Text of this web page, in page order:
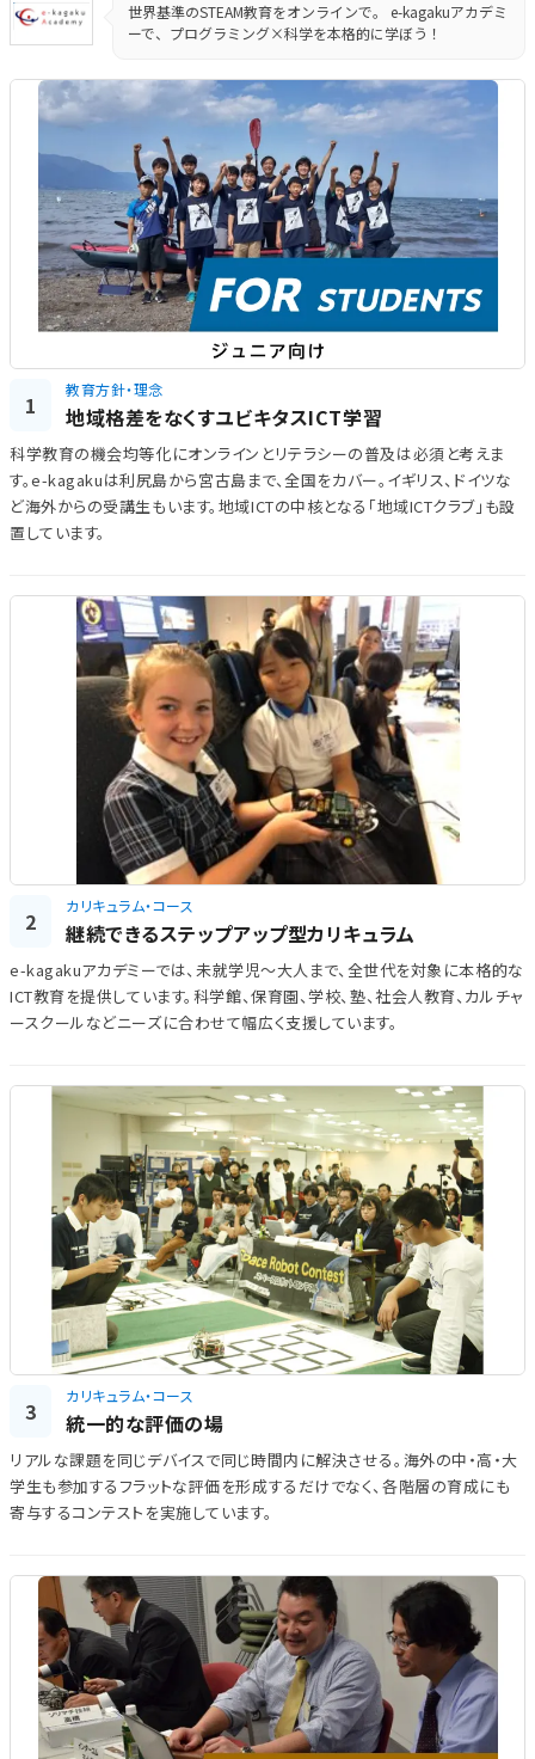
世界基準のSTEAM教育をオンラインで。 e-kagakuアカデミ
ーで、プログラミング×科学を本格的に学ぼう！
1
教育方針・理念
地域格差をなくすユビキタスICT学習
科学教育の機会均等化にオンラインとリテラシーの普及は必須と考えま
す。e-kagakuは利尻島から宮古島まで、全国をカバー。イギリス、ドイツな
ど海外からの受講生もいます。地域ICTの中核となる「地域ICTクラブ」も設
置しています。
2
カリキュラム・コース
継続できるステップアップ型カリキュラム
e-kagakuアカデミーでは、未就学児～大人まで、全世代を対象に本格的な
ICT教育を提供しています。科学館、保育園、学校、塾、社会人教育、カルチャ
ースクールなどニーズに合わせて幅広く支援しています。
3
カリキュラム・コース
統一的な評価の場
リアルな課題を同じデバイスで同じ時間内に解決させる。海外の中・高・大
学生も参加するフラットな評価を形成するだけでなく、各階層の育成にも
寄与するコンテストを実施しています。